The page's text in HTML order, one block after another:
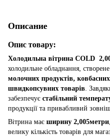
Описание
Опис товару:
Холодильна вітрина COLD
холодильне обладнання,
молочних продуктів,
швидкопсувних товарів .
забезпечує стабільний
продукції та привабливий
Вітрина має ширину 2,005метри
велику кількість товарів для